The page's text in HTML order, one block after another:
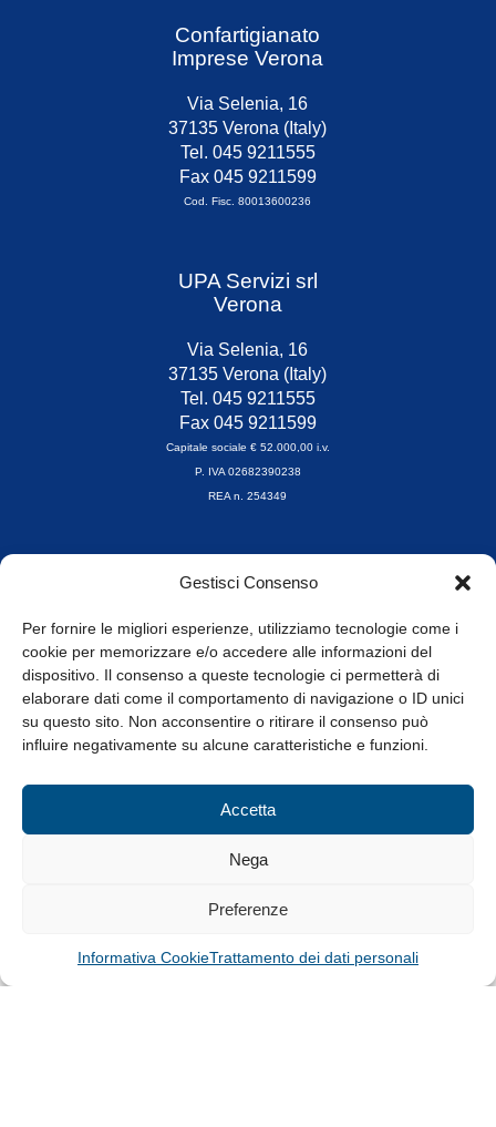
Gestisci Consenso
Per fornire le migliori esperienze, utilizziamo tecnologie come i
cookie per memorizzare e/o accedere alle informazioni del
dispositivo. Il consenso a queste tecnologie ci permetterà di
elaborare dati come il comportamento di navigazione o ID unici
su questo sito. Non acconsentire o ritirare il consenso può
influire negativamente su alcune caratteristiche e funzioni.
Accetta
Nega
Preferenze
Informativa CookieTrattamento dei dati personali
Confartigianato
Imprese Verona
Via Selenia, 16
37135 Verona (Italy)
Tel. 045 9211555
Fax 045 9211599
Cod. Fisc. 80013600236
UPA Servizi srl
Verona
Via Selenia, 16
37135 Verona (Italy)
Tel. 045 9211555
Fax 045 9211599
Capitale sociale € 52.000,00 i.v.
P. IVA 02682390238
REA n. 254349
Orari di apertura
8.30-13.00 / 14.00-17.30
Whistleblowing
© Tutti i diritti riservati
Privacy Policy e Cookie|Informativa Cookie